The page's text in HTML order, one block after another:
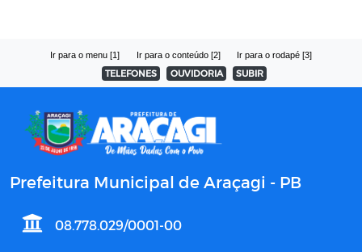
Ir para o menu [1] Ir para o conteúdo [2] Ir para o rodapé [3]
TELEFONES OUVIDORIA SUBIR
Prefeitura Municipal de Araçagi - PB
08.778.029/0001-00